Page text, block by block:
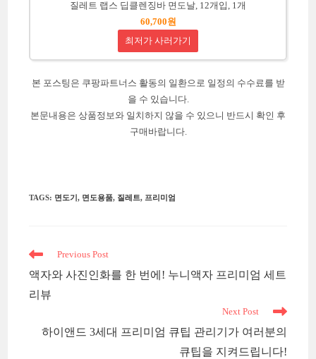
질레트 랩스 딥클렌징바 면도날, 12개입, 1개
60,700원
최저가 사러가기
본 포스팅은 쿠팡파트너스 활동의 일환으로 일정의 수수료를 받
을 수 있습니다.
본문내용은 상품정보와 일치하지 않을 수 있으니 반드시 확인 후
구매바랍니다.
TAGS: 면도기, 면도용품, 질레트, 프리미엄
Read
articles
Previous Post
액자와 사진인화를 한 번에! 누니액자 프리미엄 세트
리뷰
Next Post
하이앤드 3세대 프리미엄 큐팁 관리기가 여러분의
큐팁을 지켜드립니다!